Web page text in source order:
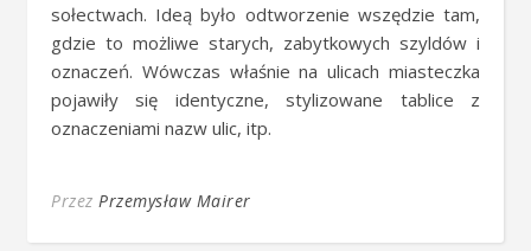
sołectwach. Ideą było odtworzenie wszędzie tam,
gdzie to możliwe starych, zabytkowych szyldów i
oznaczeń. Wówczas właśnie na ulicach miasteczka
pojawiły się identyczne, stylizowane tablice z
oznaczeniami nazw ulic, itp.
Przez Przemysław Mairer